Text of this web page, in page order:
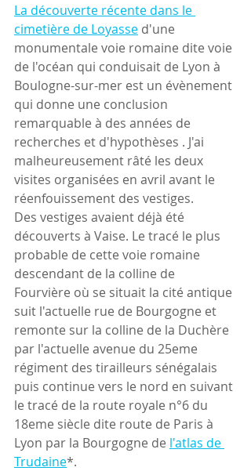
La découverte récente dans le
cimetière de Loyasse d'une
monumentale voie romaine dite voie
de l'océan qui conduisait de Lyon à
Boulogne-sur-mer est un évènement
qui donne une conclusion
remarquable à des années de
recherches et d'hypothèses . J'ai
malheureusement râté les deux
visites organisées en avril avant le
réenfouissement des vestiges.
Des vestiges avaient déjà été
découverts à Vaise. Le tracé le plus
probable de cette voie romaine
descendant de la colline de
Fourvière où se situait la cité antique
suit l'actuelle rue de Bourgogne et
remonte sur la colline de la Duchère
par l'actuelle avenue du 25eme
régiment des tirailleurs sénégalais
puis continue vers le nord en suivant
le tracé de la route royale n°6 du
18eme siècle dite route de Paris à
Lyon par la Bourgogne de l'atlas de
Trudaine*.